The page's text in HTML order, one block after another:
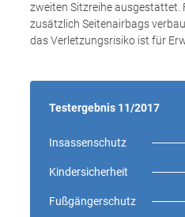
zweiten Sitzreihe ausgestattet.
zusätzlich Seitenairbags
das Verletzungsrisiko ist für
Testergebnis 11/2017
Insassenschutz
Kindersicherheit
Fußgängerschutz